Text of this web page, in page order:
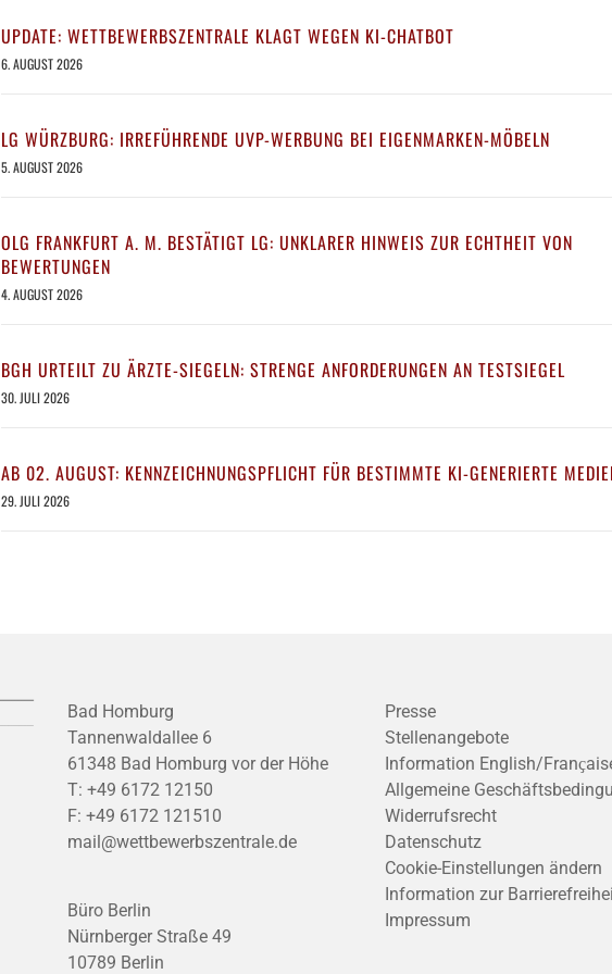
UPDATE: WETTBEWERBSZENTRALE KLAGT WEGEN KI-CHATBOT
6. AUGUST 2026
LG WÜRZBURG: IRREFÜHRENDE UVP-WERBUNG BEI EIGENMARKEN-MÖBELN
5. AUGUST 2026
OLG FRANKFURT A. M. BESTÄTIGT LG: UNKLARER HINWEIS ZUR ECHTHEIT VON
BEWERTUNGEN
4. AUGUST 2026
BGH URTEILT ZU ÄRZTE-SIEGELN: STRENGE ANFORDERUNGEN AN TESTSIEGEL
30. JULI 2026
AB 02. AUGUST: KENNZEICHNUNGSPFLICHT FÜR BESTIMMTE KI-GENERIERTE
29. JULI 2026
Bad Homburg
Tannenwaldallee 6
61348 Bad Homburg vor der Höhe
T: +49 6172 12150
F: +49 6172 121510
mail@wettbewerbszentrale.de
Büro Berlin
Nürnberger Straße 49
10789 Berlin
Presse
Stellenangebote
Information English/
Allgemeine
Widerrufsrecht
Datenschutz
Cookie-Einstellungen ändern
Information zur
Impressum